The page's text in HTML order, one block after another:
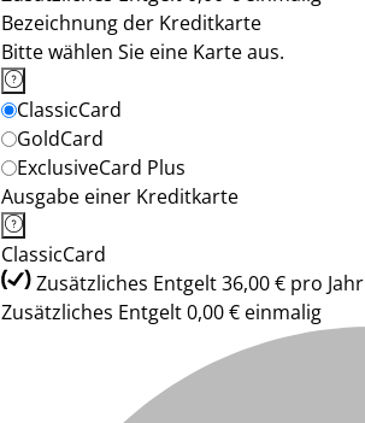
Bezeichnung der Kreditkarte
Bitte wählen Sie eine Karte aus.
ClassicCard
GoldCard
ExclusiveCard Plus
Ausgabe einer Kreditkarte
ClassicCard
Zusätzliches Entgelt 36,00 € pro Jahr
Zusätzliches Entgelt 0,00 € einmalig